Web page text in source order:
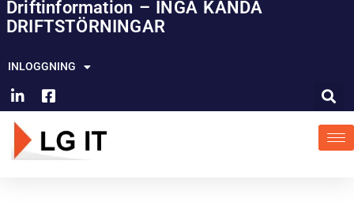
Hoppa
till
INLOGGNING
Driftinformation – INGA KÄNDA
DRIFTSTÖRNINGAR